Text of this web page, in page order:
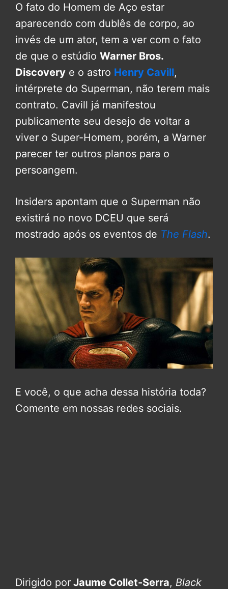
O fato do Homem de Aço estar
aparecendo com dublês de corpo, ao
invés de um ator, tem a ver com o fato
de que o estúdio Warner Bros.
Discovery e o astro Henry Cavill,
intérprete do Superman, não terem mais
contrato. Cavill já manifestou
publicamente seu desejo de voltar a
viver o Super-Homem, porém, a Warner
parecer ter outros planos para o
persoangem.
Insiders apontam que o Superman não
existirá no novo DCEU que será
mostrado após os eventos de The Flash.
E você, o que acha dessa história toda?
Comente em nossas redes sociais.
Dirigido por Jaume Collet-Serra, Black